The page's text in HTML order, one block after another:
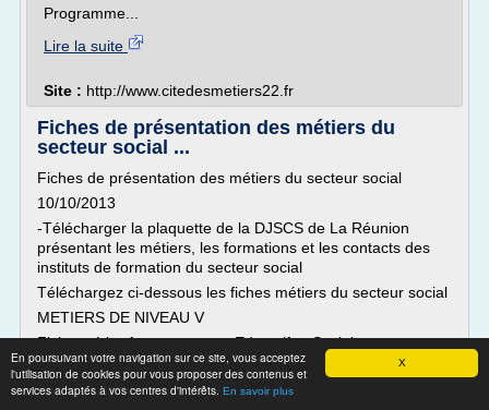
X
En poursuivant votre navigation sur ce site, vous acceptez
l'utilisation de cookies pour vous proposer des contenus et
services adaptés à vos centres d'intérêts. En savoir plus
Programme...
Lire la suite
Site : http://www.citedesmetiers22.fr
Fiches de présentation des métiers du
secteur social ...
Fiches de présentation des métiers du secteur social
10/10/2013
-Télécharger la plaquette de la DJSCS de La Réunion
présentant les métiers, les formations et les contacts des
instituts de formation du secteur social
Téléchargez ci-dessous les fiches métiers du secteur social
METIERS DE NIVEAU V
Fiche métier Accompagnant Educatif et Social
(PDF - 69.5 ko)
Le nouveau diplôme d'Etat...